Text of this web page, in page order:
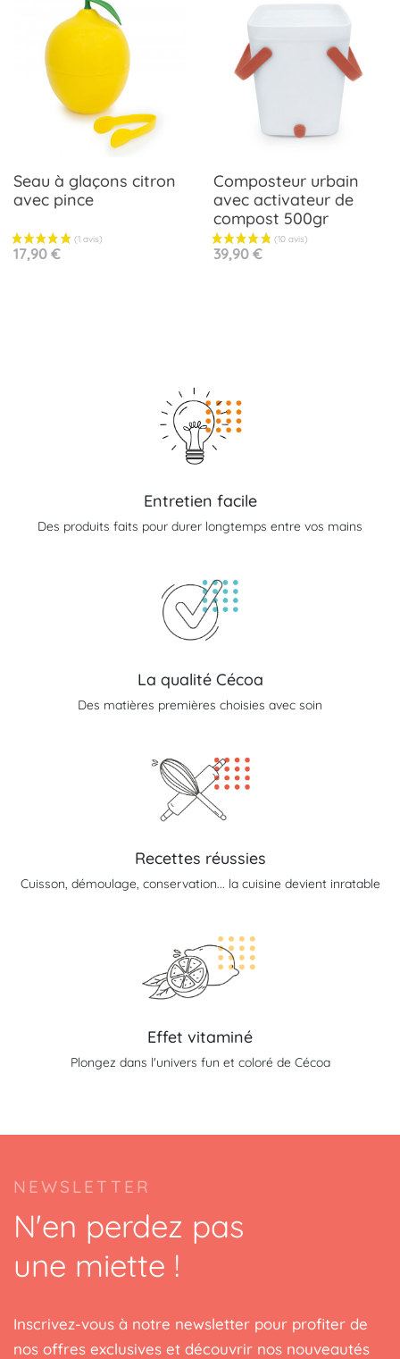
Seau à glaçons citron
avec pince
Prix
17,90 €
Composteur urbain
avec activateur de
compost 500gr
Prix
39,90 €
Entretien facile
Des produits faits pour durer longtemps entre vos mains
La qualité Cécoa
Des matières premières choisies avec soin
Recettes réussies
Cuisson, démoulage, conservation... la cuisine devient inratable
Effet vitaminé
Plongez dans l'univers fun et coloré de Cécoa
NEWSLETTER
N'en perdez pas
une miette !
Inscrivez-vous à notre newsletter pour profiter de
nos offres exclusives et découvrir nos nouveautés